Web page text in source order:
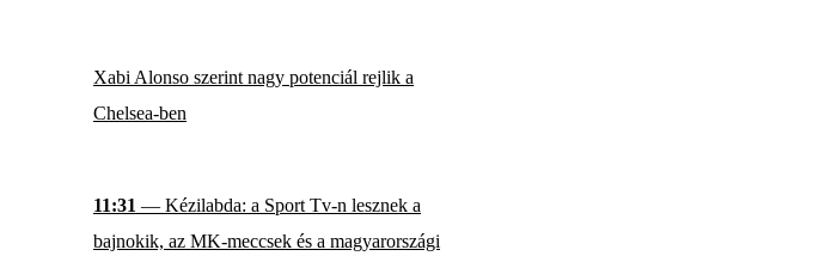
Xabi Alonso szerint nagy potenciál rejlik a
Chelsea-ben
11:31 — Kézilabda: a Sport Tv-n lesznek a
bajnokik, az MK-meccsek és a magyarországi